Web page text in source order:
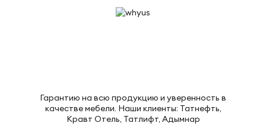
Гарантию на всю продукцию и уверенность в
качестве мебели. Наши клиенты: Татнефть,
Кравт Отель, Татлифт, Адымнар